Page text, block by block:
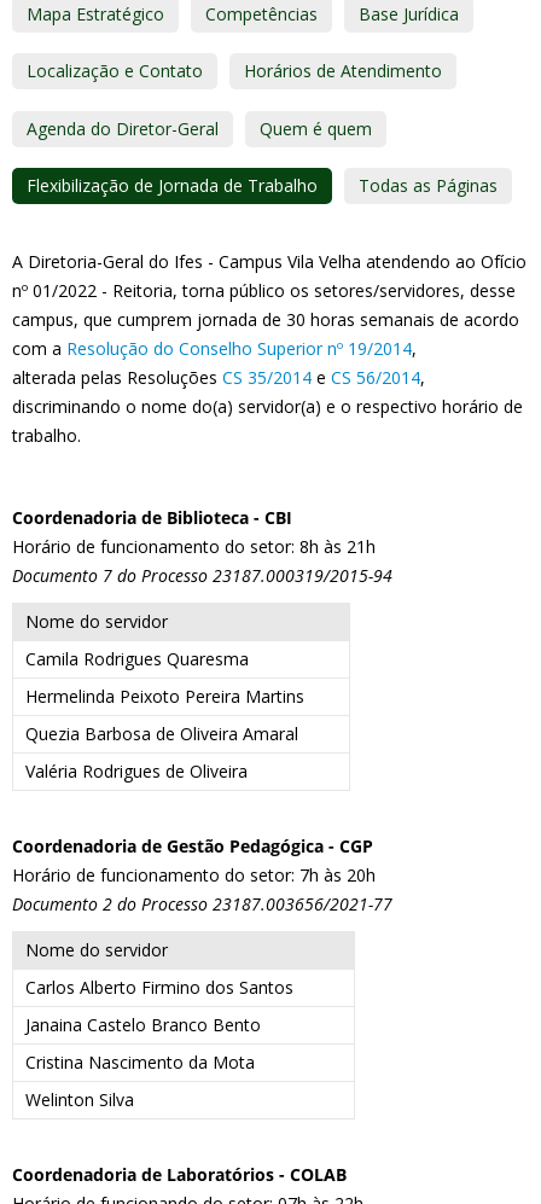
Mapa Estratégico Competências Base Jurídica
Localização e Contato Horários de Atendimento
Agenda do Diretor-Geral Quem é quem
Flexibilização de Jornada de Trabalho Todas as Páginas
A Diretoria-Geral do Ifes - Campus Vila Velha atendendo ao Ofício
nº 01/2022 - Reitoria, torna público os setores/servidores, desse
campus, que cumprem jornada de 30 horas semanais de acordo
com a Resolução do Conselho Superior nº 19/2014,
alterada pelas Resoluções CS 35/2014 e CS 56/2014,
discriminando o nome do(a) servidor(a) e o respectivo horário de
trabalho.
Coordenadoria de Biblioteca - CBI
Horário de funcionamento do setor: 8h às 21h
Documento 7 do Processo 23187.000319/2015-94
Nome do servidor
Camila Rodrigues Quaresma
Hermelinda Peixoto Pereira Martins
Quezia Barbosa de Oliveira Amaral
Valéria Rodrigues de Oliveira
Coordenadoria de Gestão Pedagógica - CGP
Horário de funcionamento do setor: 7h às 20h
Documento 2 do Processo 23187.003656/2021-77
Nome do servidor
Carlos Alberto Firmino dos Santos
Janaina Castelo Branco Bento
Cristina Nascimento da Mota
Welinton Silva
Coordenadoria de Laboratórios - COLAB